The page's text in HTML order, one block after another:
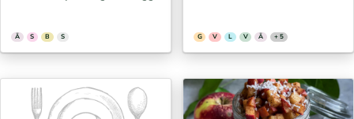
Ä S B S G V L V Ä + 5